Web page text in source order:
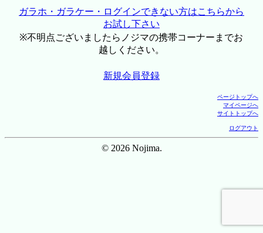
ガラホ・ガラケー・ログインできない方はこちらから
お試し下さい
※不明点ございましたらノジマの携帯コーナーまでお
越しください。
新規会員登録
ページトップへ
マイページへ
サイトトップへ
ログアウト
© 2026 Nojima.